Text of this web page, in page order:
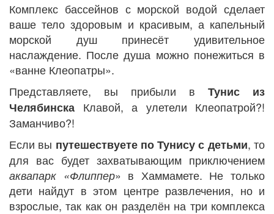
Комплекс бассейнов с морской водой сделает
ваше тело здоровым и красивым, а капельный
морской душ принесёт удивительное
наслаждение. После душа можно понежиться в
«ванне Клеопатры».
Представляете, вы прибыли в Тунис из
Челябинска Клавой, а улетели Клеопатрой?!
Заманчиво?!
Если вы путешествуете по Тунису с детьми, то
для вас будет захватывающим приключением
аквапарк «Флиппер» в Хаммамете. Не только
дети найдут в этом центре развлечения, но и
взрослые, так как он разделён на три комплекса